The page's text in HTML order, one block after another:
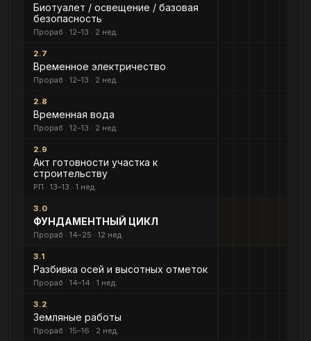
Биотуалет / освещение / базовая
безопасность
Прораб · 12–13 · 2 нед.
2.7
Временное электричество
Прораб · 12–13 · 2 нед.
2.8
Временная вода
Прораб · 12–13 · 2 нед.
2.9
Акт готовности участка к
строительству
РП · 13–13 · 1 нед.
3.0
ФУНДАМЕНТНЫЙ ЦИКЛ
Прораб · 14–25 · 12 нед.
3.1
Разбивка осей и высотных отметок
Прораб · 14–14 · 1 нед.
3.2
Земляные работы
Прораб · 15–16 · 2 нед.